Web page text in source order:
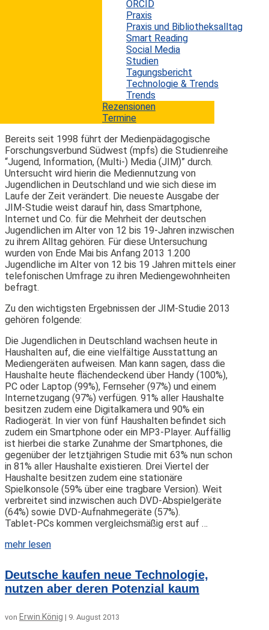
ORCID
Praxis
Praxis und Bibliotheksalltag
Smart Reading
Social Media
Studien
Tagungsbericht
Technologie & Trends
Trends
Rezensionen
Termine
Jugendliche entstehen. Mit der vorliegenden Arbeit
wird einerseits der aktuelle Forschungsstand auf
Deutsche Jugendliche sind heute (fast)
12. Januar 2014
Bereits seit 1998 führt der Medienpädagogische
Forschungsverbund Südwest (mpfs) die Studienreihe
“Jugend, Information, (Multi-) Media (JIM)” durch.
Untersucht wird hierin die Mediennutzung von
Jugendlichen in Deutschland und wie sich diese im
Laufe der Zeit verändert. Die neueste Ausgabe der
JIM-Studie weist darauf hin, dass Smartphone,
Internet und Co. für die Mehrheit der deutschen
Jugendlichen im Alter von 12 bis 19-Jahren inzwischen
zu ihrem Alltag gehören. Für diese Untersuchung
wurden von Ende Mai bis Anfang 2013 1.200
Jugendliche im Alter von 12 bis 19 Jahren mittels einer
telefonischen Umfrage zu ihren Mediengewohnheiten
befragt.
Zu den wichtigsten Ergebnissen der JIM-Studie 2013
gehören folgende:
Die Jugendlichen in Deutschland wachsen heute in
Haushalten auf, die eine vielfältige Ausstattung an
Mediengeräten aufweisen. Man kann sagen, dass die
Haushalte heute flächendeckend über Handy (100%),
PC oder Laptop (99%), Fernseher (97%) und einem
Internetzugang (97%) verfügen. 91% aller Haushalte
besitzen zudem eine Digitalkamera und 90% ein
Radiogerät. In vier von fünf Haushalten befindet sich
zudem ein Smartphone oder ein MP3-Player. Auffällig
ist hierbei die starke Zunahme der Smartphones, die
gegenüber der letztjährigen Studie mit 63% nun schon
in 81% aller Haushalte existieren. Drei Viertel der
Haushalte besitzen zudem eine stationäre
Spielkonsole (59% über eine tragbare Version). Weit
verbreitet sind inzwischen auch DVD-Abspielgeräte
(64%) sowie DVD-Aufnahmegeräte (57%).
Tablet-PCs kommen vergleichsmäßig erst auf …
mehr lesen
Deutsche kaufen neue Technologie,
nutzen aber deren Potenzial kaum
von Erwin König | 9. August 2013